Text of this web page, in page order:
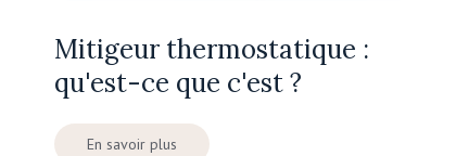
Mitigeur thermostatique :
qu'est-ce que c'est ?
En savoir plus